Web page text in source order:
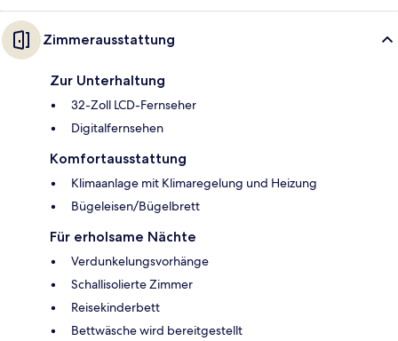
Zimmerausstattung
Zur Unterhaltung
32-Zoll LCD-Fernseher
Digitalfernsehen
Komfortausstattung
Klimaanlage mit Klimaregelung und Heizung
Bügeleisen/Bügelbrett
Für erholsame Nächte
Verdunkelungsvorhänge
Schallisolierte Zimmer
Reisekinderbett
Bettwäsche wird bereitgestellt